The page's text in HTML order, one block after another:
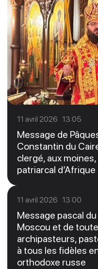
11 avril 2026 13:05
Message de
Constantin du
clergé, aux
patriarcal d’Afrique
11 avril 2026 13:00
Message pascal
Moscou et de
archipasteurs,
à tous les fidèles
orthodoxe russe